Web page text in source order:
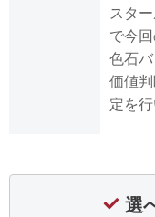
スタ
で今
色石
価値
定を
選